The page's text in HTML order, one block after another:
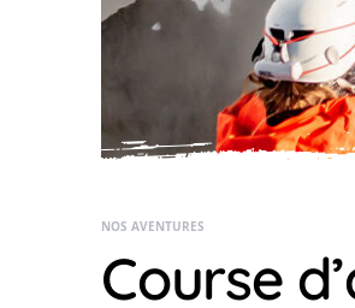
NOS AVENTURES
Course